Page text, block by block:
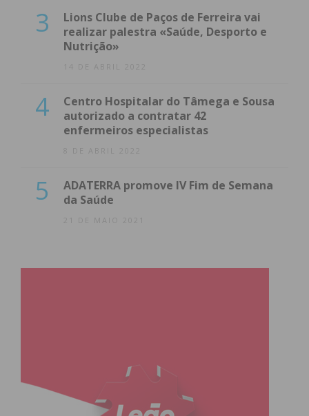
3
Lions Clube de Paços de Ferreira vai
realizar palestra «Saúde, Desporto e
Nutrição»
14 DE ABRIL 2022
4
Centro Hospitalar do Tâmega e Sousa
autorizado a contratar 42
enfermeiros especialistas
8 DE ABRIL 2022
5
ADATERRA promove IV Fim de Semana
da Saúde
21 DE MAIO 2021